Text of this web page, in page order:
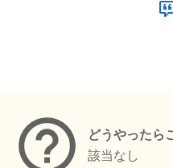
どうやったら
該当なし